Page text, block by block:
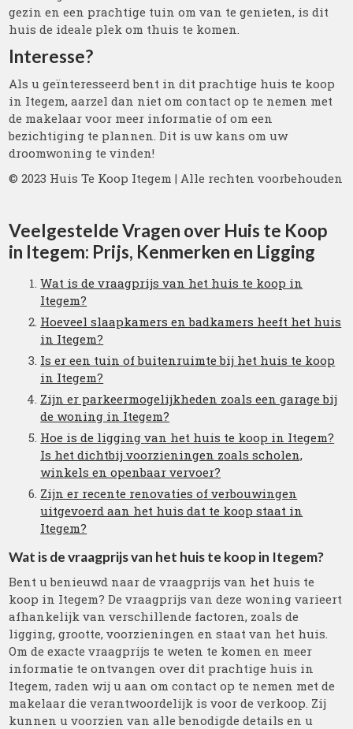
gezin en een prachtige tuin om van te genieten, is dit
huis de ideale plek om thuis te komen.
Interesse?
Als u geïnteresseerd bent in dit prachtige huis te koop
in Itegem, aarzel dan niet om contact op te nemen met
de makelaar voor meer informatie of om een
bezichtiging te plannen. Dit is uw kans om uw
droomwoning te vinden!
© 2023 Huis Te Koop Itegem | Alle rechten voorbehouden
Veelgestelde Vragen over Huis te Koop
in Itegem: Prijs, Kenmerken en Ligging
Wat is de vraagprijs van het huis te koop in
Itegem?
Hoeveel slaapkamers en badkamers heeft het huis
in Itegem?
Is er een tuin of buitenruimte bij het huis te koop
in Itegem?
Zijn er parkeermogelijkheden zoals een garage bij
de woning in Itegem?
Hoe is de ligging van het huis te koop in Itegem?
Is het dichtbij voorzieningen zoals scholen,
winkels en openbaar vervoer?
Zijn er recente renovaties of verbouwingen
uitgevoerd aan het huis dat te koop staat in
Itegem?
Wat is de vraagprijs van het huis te koop in Itegem?
Bent u benieuwd naar de vraagprijs van het huis te
koop in Itegem? De vraagprijs van deze woning varieert
afhankelijk van verschillende factoren, zoals de
ligging, grootte, voorzieningen en staat van het huis.
Om de exacte vraagprijs te weten te komen en meer
informatie te ontvangen over dit prachtige huis in
Itegem, raden wij u aan om contact op te nemen met de
makelaar die verantwoordelijk is voor de verkoop. Zij
kunnen u voorzien van alle benodigde details en u